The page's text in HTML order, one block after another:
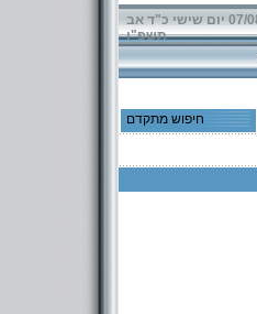
07/08/2026 יום שישי כ"ד אב
תשפ"ו
חיפוש מתקדם